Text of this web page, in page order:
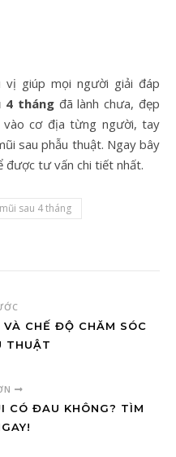
giúp mọi người giải đáp
4 thángđã lành chưa, đẹp
vào cơ địa từng người, tay
sau phẫu thuật. Ngay bây
được tư vấn chi tiết nhất.
sau 4 tháng
CHẾ ĐỘ CHĂM SÓC
THUẬT
CÓ ĐAU KHÔNG? TÌM